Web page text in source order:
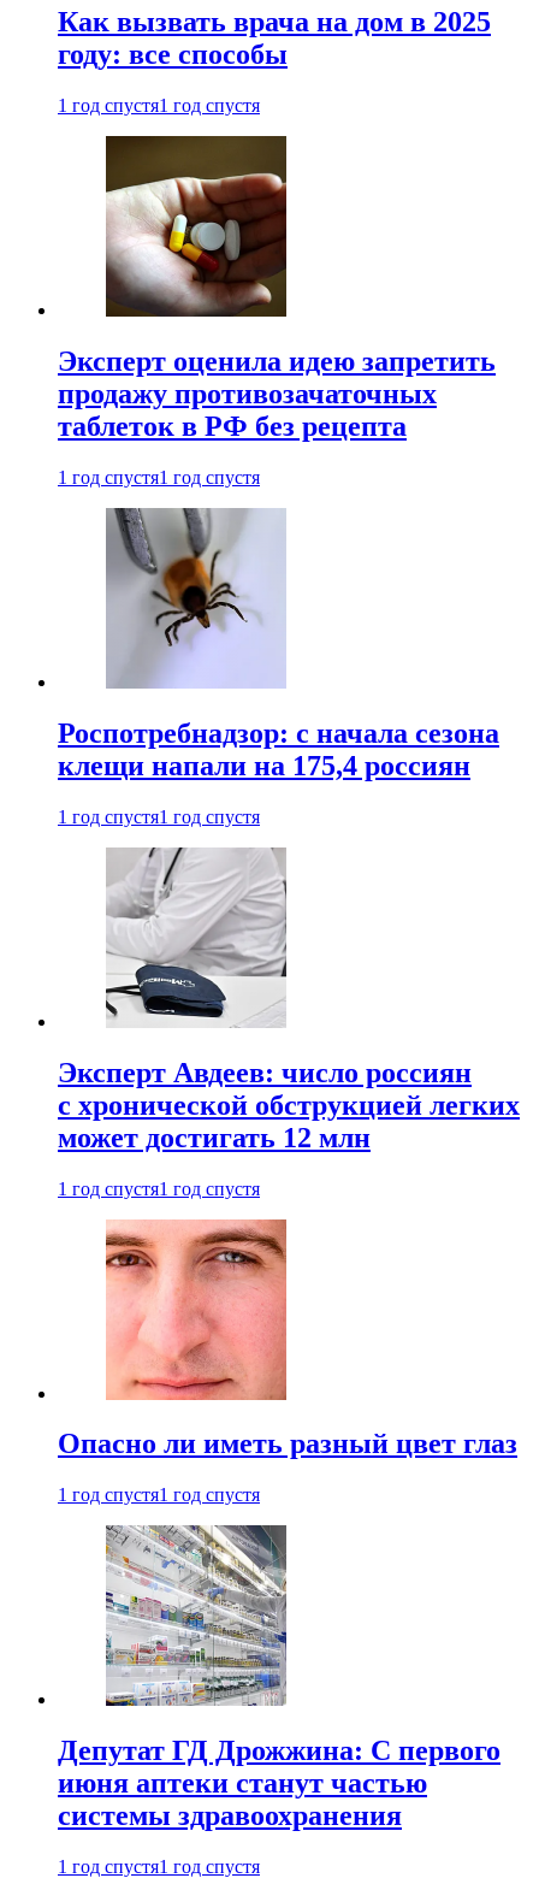
Как вызвать врача на дом в 2025
году: все способы
1 год спустя1 год спустя
Эксперт оценила идею запретить
продажу противозачаточных
таблеток в РФ без рецепта
1 год спустя1 год спустя
Роспотребнадзор: с начала сезона
клещи напали на 175,4 россиян
1 год спустя1 год спустя
Эксперт Авдеев: число россиян
с хронической обструкцией легких
может достигать 12 млн
1 год спустя1 год спустя
Опасно ли иметь разный цвет глаз
1 год спустя1 год спустя
Депутат ГД Дрожжина: С первого
июня аптеки станут частью
системы здравоохранения
1 год спустя1 год спустя